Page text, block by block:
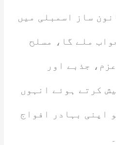
ساز اسمبلی میں
ملے گا، مسلح
جذبے اور
کرتے ہوئے انہوں
اپنی بہادر افواج